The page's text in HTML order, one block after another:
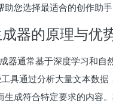
您选择最适合的创作助手
器的原理与优
器通常基于深度学习和自
具通过分析大量文本数据
生成符合特定要求的内容。